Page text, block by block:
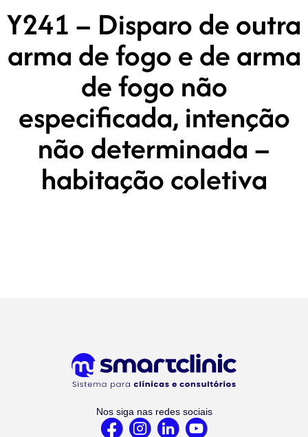
Y241 – Disparo de outra
arma de fogo e de arma
de fogo não
especificada, intenção
não determinada –
habitação coletiva
Nos siga nas redes sociais